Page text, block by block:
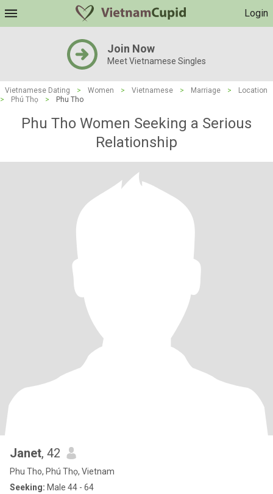
Login
Join Now
Meet Vietnamese Singles
Vietnamese Dating > Women > Vietnamese > Marriage >
Location
>
Phú Thọ > Phu Tho
Phu Tho Women Seeking a Serious
Relationship
Janet, 42
Phu Tho, Phú Thọ, Vietnam
Seeking: Male 44 - 64